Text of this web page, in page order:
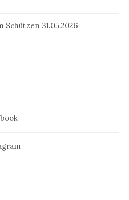
Schützen 31.05.2026